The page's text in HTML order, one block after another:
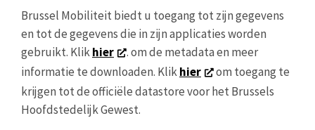
Brussel Mobiliteit biedt u toegang tot zijn gegevens
en tot de gegevens die in zijn applicaties worden
gebruikt. Klikhier
. om de metadata en meer
informatie te downloaden. Klikhier
om toegang te
krijgen tot de officiële datastore voor het Brussels
Hoofdstedelijk Gewest.